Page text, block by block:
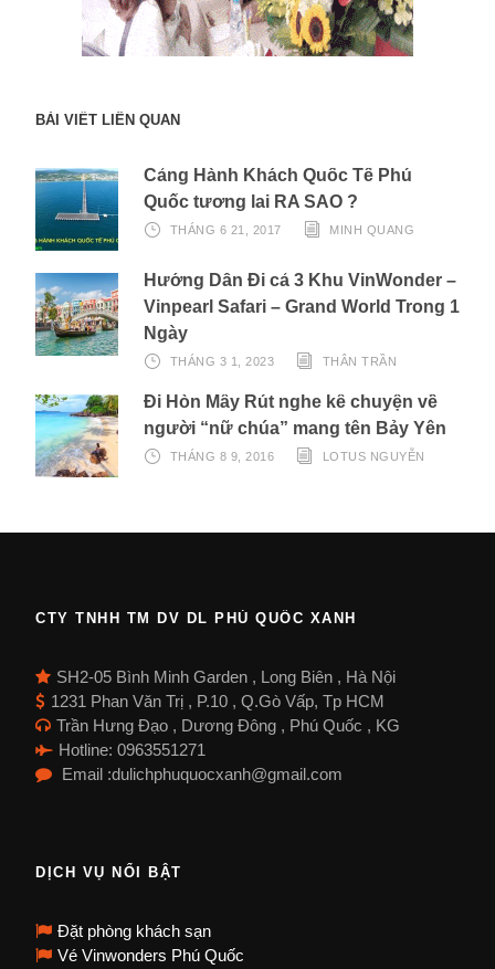
BÀI VIẾT LIÊN QUAN
Cảng Hành Khách Quốc Tế Phú
Quốc tương lai RA SAO ?
THÁNG 6 21, 2017 MINH QUANG
Hướng Dẫn Đi cả 3 Khu VinWonder –
Vinpearl Safari – Grand World Trong 1
Ngày
THÁNG 3 1, 2023 THÂN TRẦN
Đi Hòn Mây Rút nghe kể chuyện về
người “nữ chúa” mang tên Bảy Yên
THÁNG 8 9, 2016 LOTUS NGUYỄN
CTY TNHH TM DV DL PHÚ QUỐC XANH
SH2-05 Bình Minh Garden , Long Biên , Hà Nội
1231 Phan Văn Trị , P.10 , Q.Gò Vấp, Tp HCM
Trần Hưng Đạo , Dương Đông , Phú Quốc , KG
Hotline: 0963551271
Email :dulichphuquocxanh@gmail.com
DỊCH VỤ NỔI BẬT
Đặt phòng khách sạn
Vé Vinwonders Phú Quốc